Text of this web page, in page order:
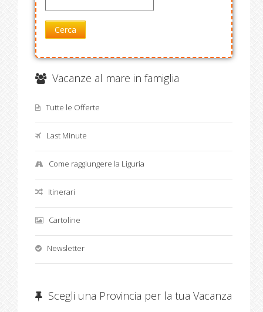
Cerca
Vacanze al mare in famiglia
Tutte le Offerte
Last Minute
Come raggiungere la Liguria
Itinerari
Cartoline
Newsletter
Scegli una Provincia per la tua Vacanza